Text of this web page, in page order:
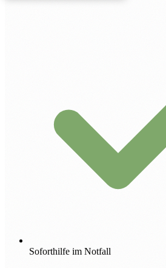
Soforthilfe im Notfall